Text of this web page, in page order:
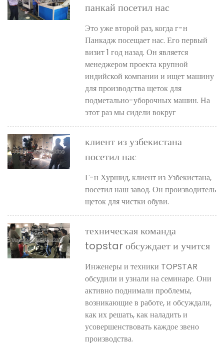
панкай посетил нас
Это уже второй раз, когда г-н
Панкадж посещает нас. Его первый
визит 1 год назад. Он является
менеджером проекта крупной
индийской компании и ищет машину
для производства щеток для
подметально-уборочных машин. На
этот раз мы сидели вокруг
клиент из узбекистана
посетил нас
Г-н Хуршид, клиент из Узбекистана,
посетил наш завод. Он производитель
щеток для чистки обуви.
техническая команда
topstar обсуждает и учится
Инженеры и техники TOPSTAR
обсудили и узнали на семинаре. Они
активно поднимали проблемы,
возникающие в работе, и обсуждали,
как их решать, как наладить и
усовершенствовать каждое звено
производства.